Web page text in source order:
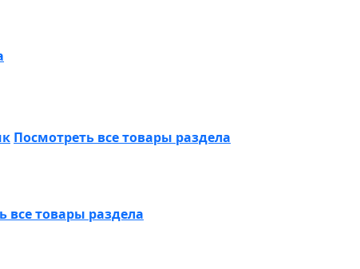
Посмотреть все товары раздела
все товары раздела